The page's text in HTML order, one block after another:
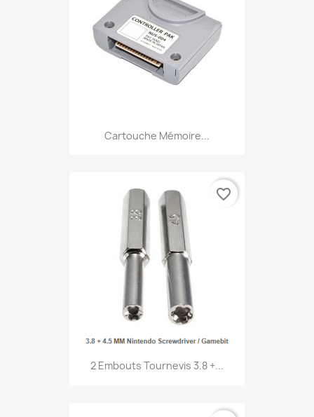
Cartouche Mémoire...
2 Embouts Tournevis 3.8 +...
favorite_border